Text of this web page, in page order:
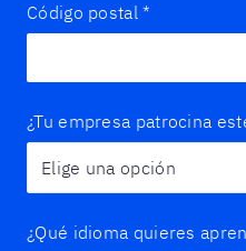
Código postal *
¿Tu empresa patrocina
¿Qué idioma quieres